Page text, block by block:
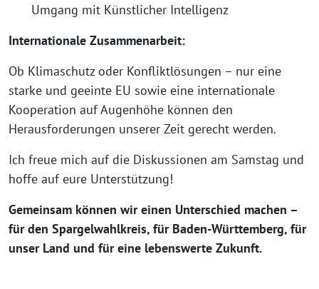
Umgang mit Künstlicher Intelligenz
Internationale Zusammenarbeit:
Ob Klimaschutz oder Konfliktlösungen – nur eine
starke und geeinte EU sowie eine internationale
Kooperation auf Augenhöhe können den
Herausforderungen unserer Zeit gerecht werden.
Ich freue mich auf die Diskussionen am Samstag und
hoffe auf eure Unterstützung!
Gemeinsam können wir einen Unterschied machen –
für den Spargelwahlkreis, für Baden-Württemberg, für
unser Land und für eine lebenswerte Zukunft.